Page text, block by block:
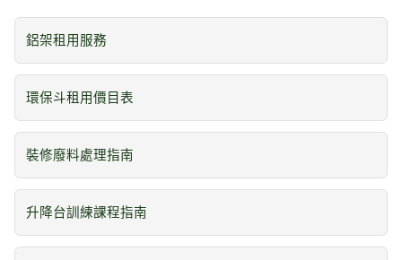
鋁架租用服務
環保斗租用價目表
裝修廢料處理指南
升降台訓練課程指南